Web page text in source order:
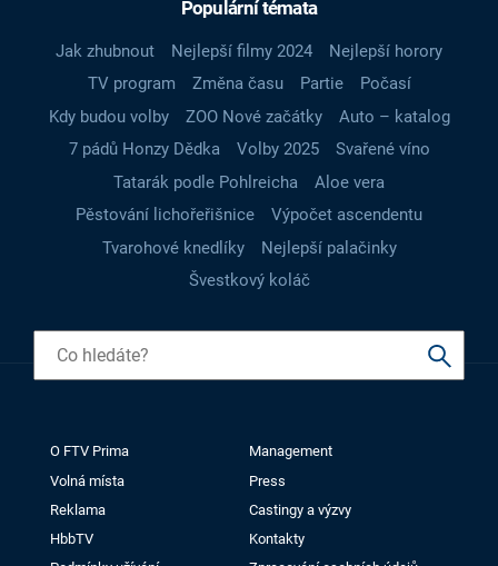
Populární témata
Jak zhubnout Nejlepší filmy 2024
Nejlepší horory
TV program
Změna času Partie
Počasí
Kdy budou volby
ZOO Nové začátky
Auto – katalog
7 pádů Honzy Dědka
Volby 2025
Svařené víno
Tatarák podle Pohlreicha
Aloe vera
Pěstování lichořeřišnice
Výpočet ascendentu
Tvarohové knedlíky
Nejlepší palačinky
Švestkový koláč
O FTV Prima
Management
Volná místa
Press
Reklama
Castingy a výzvy
HbbTV
Kontakty